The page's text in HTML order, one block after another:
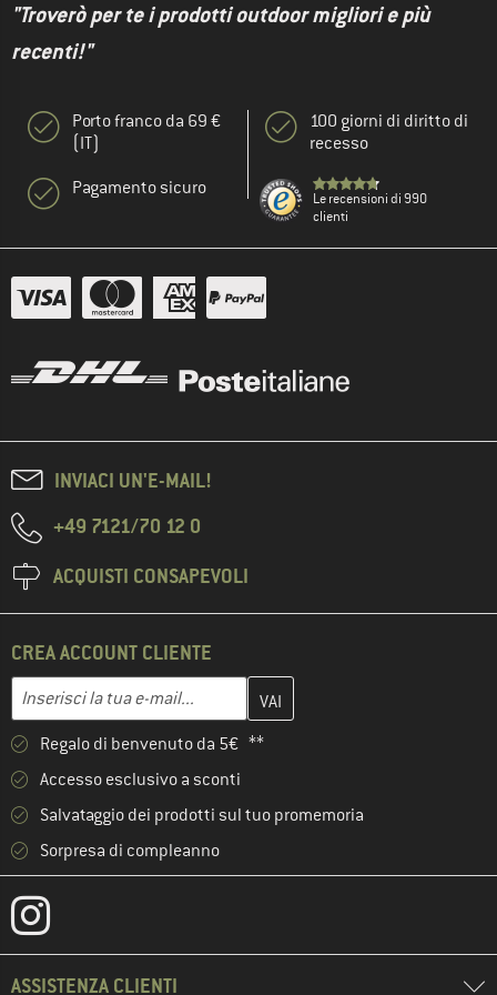
"Troverò per te i prodotti outdoor migliori e più
recenti!"
Porto franco da 69 €
(IT)
Pagamento sicuro
100 giorni di diritto di
recesso
Le recensioni di 990
clienti
INVIACI UN'E-MAIL!
+49 7121/70 12 0
ACQUISTI CONSAPEVOLI
CREA ACCOUNT CLIENTE
Indirizzo e-mail
Inserisci qui il tuo indirizzo e-mail e crea il tuo account cliente
Regalo di benvenuto da 5€ **
Accesso esclusivo a sconti
Salvataggio dei prodotti sul tuo promemoria
Sorpresa di compleanno
ASSISTENZA CLIENTI